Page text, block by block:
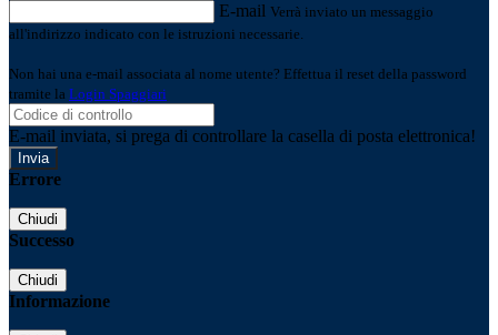
E-mail Verrà inviato un messaggio
all'indirizzo indicato con le istruzioni necessarie.
Non hai una e-mail associata al nome utente? Effettua il reset della password
tramite la Login Spaggiari
E-mail inviata, si prega di controllare la casella di posta elettronica!
Errore
Chiudi
Successo
Chiudi
Informazione